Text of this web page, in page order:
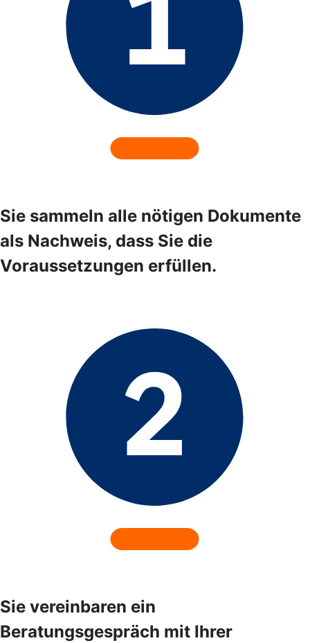
Sie sammeln alle nötigen Dokumente
als Nachweis, dass Sie die
Voraussetzungen erfüllen.
Sie vereinbaren ein
Beratungsgespräch mit Ihrer